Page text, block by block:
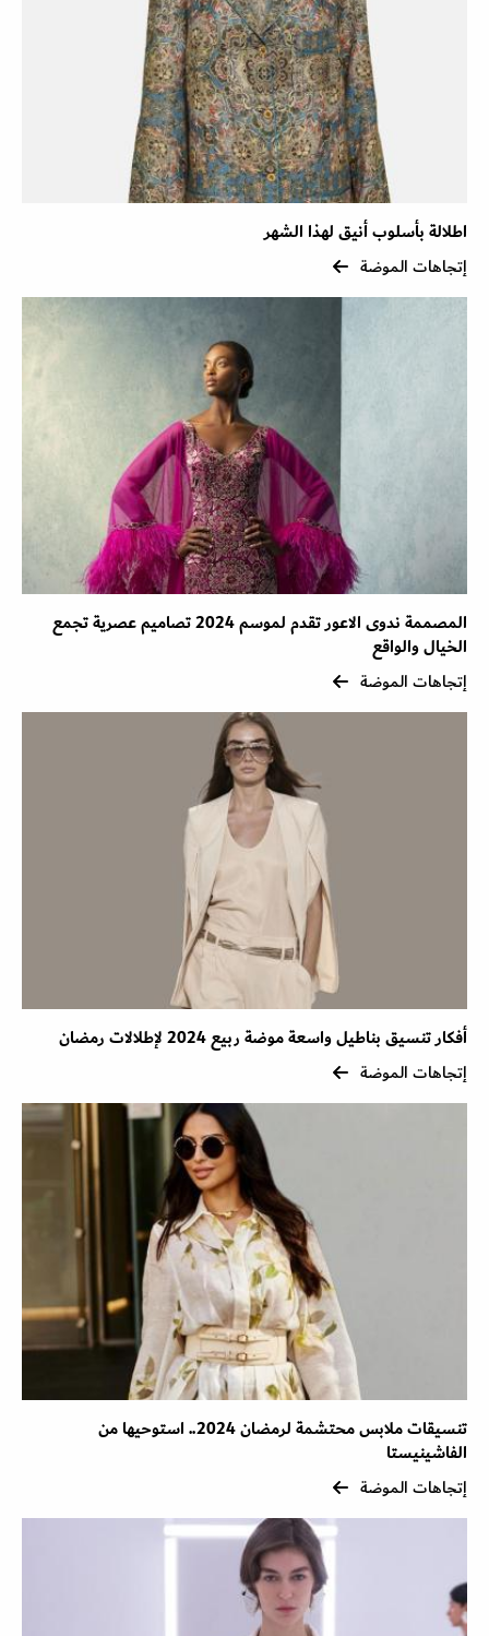
اطلالة بأسلوب أنيق لهذا الشهر
إتجاهات الموضة
المصممة ندوى الاعور تقدم لموسم 2024 تصاميم عصرية تجمع
الخيال والواقع
إتجاهات الموضة
أفكار تنسيق بناطيل واسعة موضة ربيع 2024 لإطلالات رمضان
إتجاهات الموضة
تنسيقات ملابس محتشمة لرمضان 2024.. استوحيها من
الفاشينيستا
إتجاهات الموضة